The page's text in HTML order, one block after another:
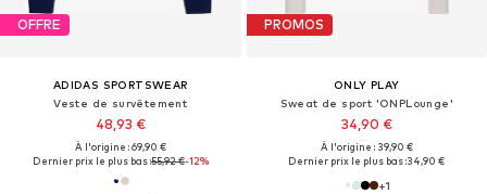
OFFRE
ADIDAS SPORTSWEAR
Veste de survêtement
48,93 €
À l'origine : 69,90 €
Dernier prix le plus bas :55,92 €-12%
PROMOS
ONLY PLAY
Sweat de sport 'ONPLounge'
34,90 €
À l'origine : 39,90 €
Dernier prix le plus bas :34,90 €
+1